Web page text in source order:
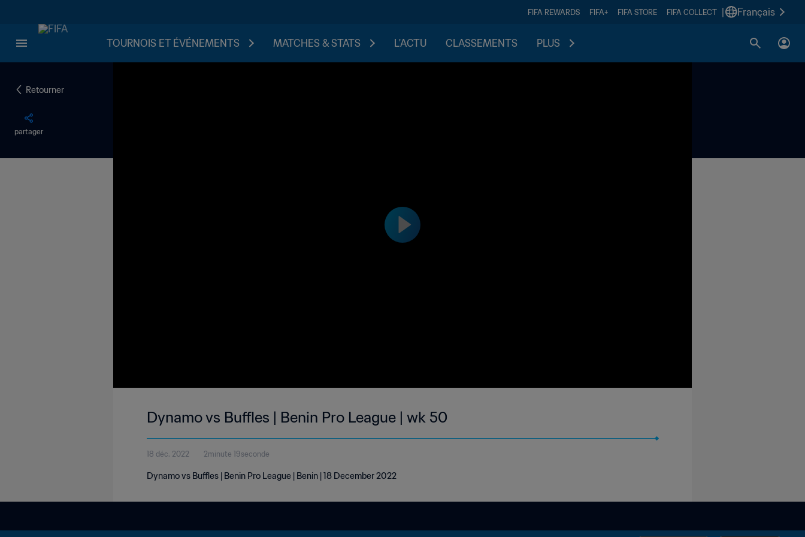
FIFA REWARDS FIFA+ FIFA STORE FIFA COLLECT Français
TOURNOIS ET ÉVÉNEMENTS MATCHES & STATS L'ACTU CLASSEMENTS PLUS
Retourner
partager
Dynamo vs Buffles | Benin Pro League | wk 50
18 déc. 2022 2minute 19seconde
Dynamo vs Buffles | Benin Pro League | Benin | 18 December 2022